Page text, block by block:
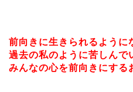
前向きに生きられるように
過去の私のように苦しんで
みんなの心を前向きにする